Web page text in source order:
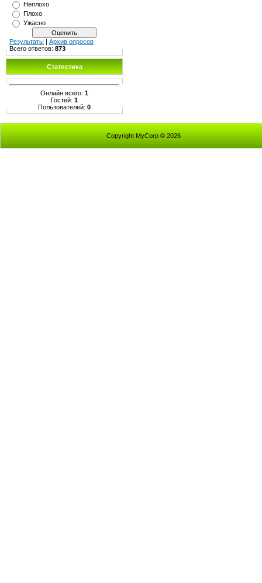
Неплохо
Плохо
Ужасно
Результаты | Архив опросов
Всего ответов: 873
Статистика
Онлайн всего: 1
Гостей: 1
Пользователей: 0
Copyright MyCorp © 2026